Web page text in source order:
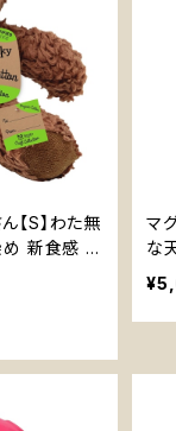
【S】わた無
め 新食感 犬
マ
な
む